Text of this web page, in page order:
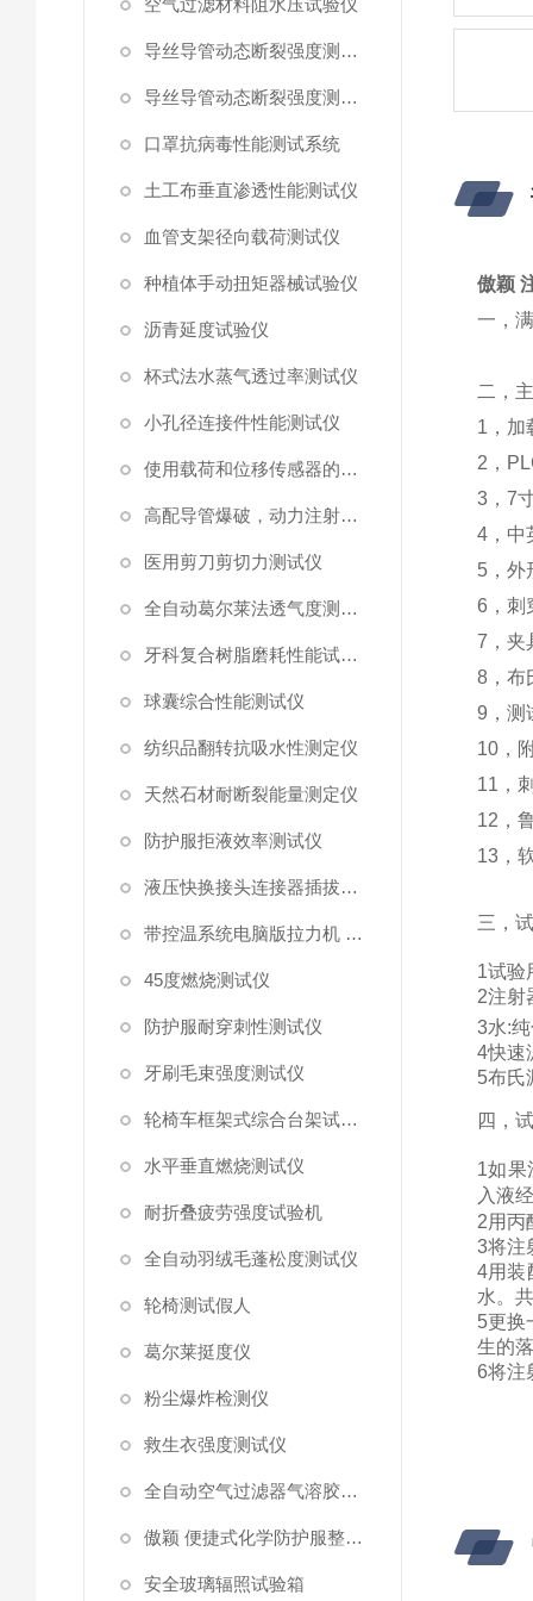
空气过滤材料阻水压试验仪
导丝导管动态断裂强度测试仪 （峰值拉力）
导丝导管动态断裂强度测试仪
口罩抗病毒性能测试系统
土工布垂直渗透性能测试仪
血管支架径向载荷测试仪
种植体手动扭矩器械试验仪
沥青延度试验仪
杯式法水蒸气透过率测试仪
小孔径连接件性能测试仪
使用载荷和位移传感器的塑料高速穿刺特性测试仪
高配导管爆破，动力注射中流量及压力测试仪
医用剪刀剪切力测试仪
全自动葛尔莱法透气度测试仪
牙科复合树脂磨耗性能试验仪
球囊综合性能测试仪
纺织品翻转抗吸水性测定仪
天然石材耐断裂能量测定仪
防护服拒液效率测试仪
液压快换接头连接器插拔泄漏测试仪
带控温系统电脑版拉力机 统电脑版拉力机
45度燃烧测试仪
防护服耐穿刺性测试仪
牙刷毛束强度测试仪
轮椅车框架式综合台架试验机
水平垂直燃烧测试仪
耐折叠疲劳强度试验机
全自动羽绒毛蓬松度测试仪
轮椅测试假人
葛尔莱挺度仪
粉尘爆炸检测仪
救生衣强度测试仪
全自动空气过滤器气溶胶细菌截留测试仪
傲颖 便捷式化学防护服整体气密性测试仪
安全玻璃辐照试验箱
傲颖
一，
二，
1 ，
2 ，
3 ，7
4 ，
5 ，外
6 ，
7 ，
8 ，布
9 ，测
10 ，
11 ，
12 ，
13 ，
三，
1试验
2注射
3水:
4快速
5布氏
四，
1如果
入液
2用丙
3将注
4用 装
水。
5更换
生的
6将注